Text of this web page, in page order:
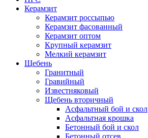
Керамзит
Керамзит россыпью
Керамзит фасованный
Керамзит оптом
Крупный керамзит
Мелкий керамзит
Щебень
Гранитный
Гравийный
Известняковый
Щебень вторичный
Асфальтный бой и скол
Асфальтная крошка
Бетонный бой и скол
Бетонный отсев